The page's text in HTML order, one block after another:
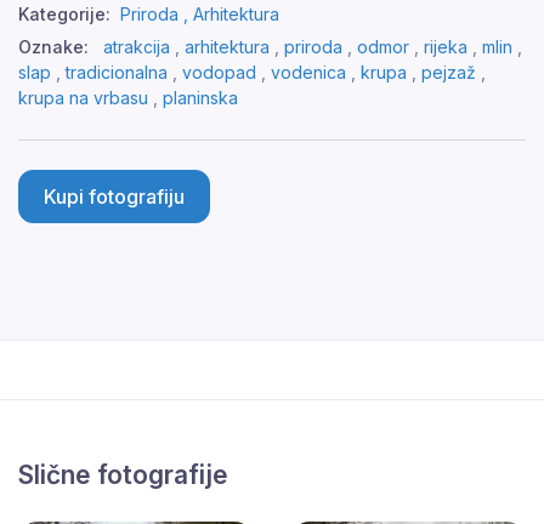
Kategorije: Priroda , Arhitektura
Oznake:
atrakcija arhitektura priroda odmor rijeka mlin
slap ,tradicionalna vodopad vodenica krupa pejzaž
krupa na vrbasu
planinska
Kupi fotografiju
Slične fotografije